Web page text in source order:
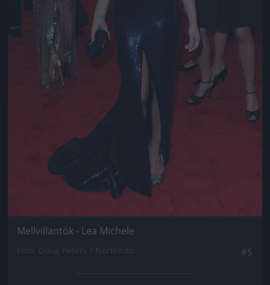
Mellvillantók - Lea Michele